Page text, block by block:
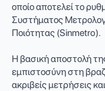
οποίο αποτελεί το
Συστήματος
Ποιότητας (Sinmetro).
Η βασική αποστολή
εμπιστοσύνη στη
ακριβείς μετρήσεις